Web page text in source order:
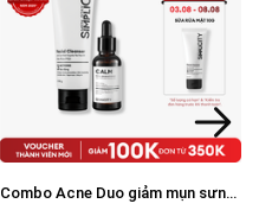
Combo Acne Duo giảm mụn sưng